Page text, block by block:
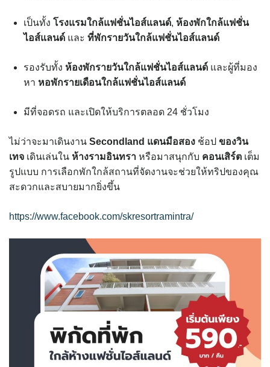
เป็นทั้ง โรงแรมใกล้แฟชั่นไอส์แลนด์, ห้องพักใกล้แฟชั่น
ไอส์แลนด์ และ ที่พักรายวันใกล้แฟชั่นไอส์แลนด์
รองรับทั้ง ห้องพักรายวันใกล้แฟชั่นไอส์แลนด์ และผู้ที่มอง
หา หอพักรายเดือนใกล้แฟชั่นไอส์แลนด์
มีที่จอดรถ และเปิดให้บริการตลอด 24 ชั่วโมง
ไม่ว่าจะมาเดินงาน Secondland แดนมือสอง ช้อป ของวิน
เทจ เดินเล่นใน ห้างรามอินทรา หรือมาสนุกกับ คอนเสิร์ต เต็ม
รูปแบบ การเลือกพักใกล้สถานที่จัดงานจะช่วยให้ทริปของคุณ
สะดวกและสบายมากยิ่งขึ้น
https://www.facebook.com/skresortramintra/